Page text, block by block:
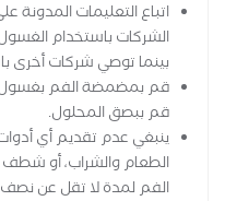
اتباع التعليمات
الشركات باستخدام
بينما توصي شركات أخرى
قم ببصق المحلول.
ينبغي عدم تقديم أي
الطعام والشراب، أو
الفم لمدة لا تقل عن